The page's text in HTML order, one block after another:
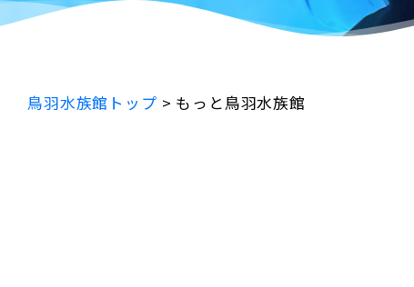
鳥羽水族館トップ > もっと鳥羽水族館